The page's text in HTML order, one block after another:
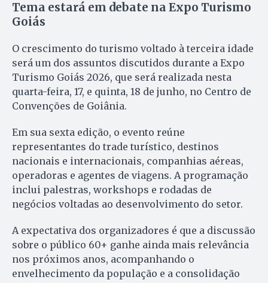
Tema estará em debate na Expo Turismo
Goiás
O crescimento do turismo voltado à terceira idade
será um dos assuntos discutidos durante a Expo
Turismo Goiás 2026, que será realizada nesta
quarta-feira, 17, e quinta, 18 de junho, no Centro de
Convenções de Goiânia.
Em sua sexta edição, o evento reúne
representantes do trade turístico, destinos
nacionais e internacionais, companhias aéreas,
operadoras e agentes de viagens. A programação
inclui palestras, workshops e rodadas de
negócios voltadas ao desenvolvimento do setor.
A expectativa dos organizadores é que a discussão
sobre o público 60+ ganhe ainda mais relevância
nos próximos anos, acompanhando o
envelhecimento da população e a consolidação